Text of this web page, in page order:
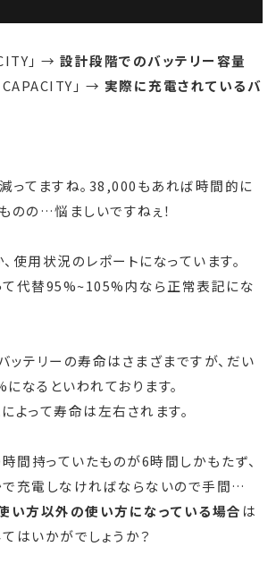
」 → 設計段階でのバッテリー容量
」 → 実際に充電されているバ
ってますね。38,000もあれば時間的に
のの…悩ましいですねぇ！
使用状況のレポートになっています。
代替95%~105%内なら正常表記にな
ッテリーの寿命はさまざまですが、だい
なるといわれております。
よって寿命は左右されます。
間持っていたものが6時間しかもたず、
充電しなければならないので手間…
い方以外の使い方になっている場合 は
はいかがでしょうか？